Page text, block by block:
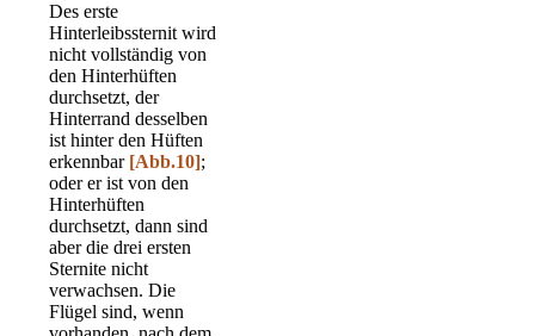
Des erste
Hinterleibssternit wird
nicht vollständig von
den Hinterhüften
durchsetzt, der
Hinterrand desselben
ist hinter den Hüften
erkennbar [Abb.10];
oder er ist von den
Hinterhüften
durchsetzt, dann sind
aber die drei ersten
Sternite nicht
verwachsen. Die
Flügel sind, wenn